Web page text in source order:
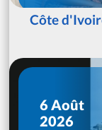
Côte
6 Août
2026